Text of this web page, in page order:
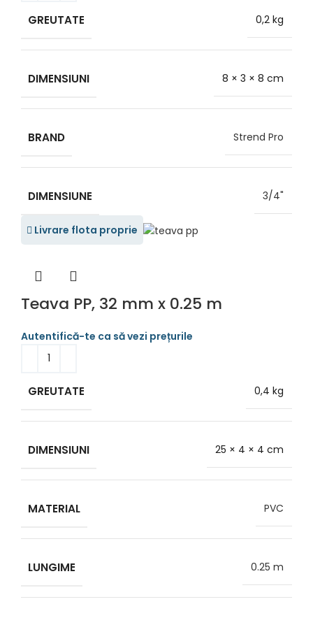
GREUTATE 0,2 kg
DIMENSIUNI 8 × 3 × 8 cm
BRAND Strend Pro
DIMENSIUNE 3/4"
Livrare flota proprie
Teava PP, 32 mm x 0.25 m
GREUTATE 0,4 kg
DIMENSIUNI 25 × 4 × 4 cm
MATERIAL PVC
LUNGIME 0.25 m